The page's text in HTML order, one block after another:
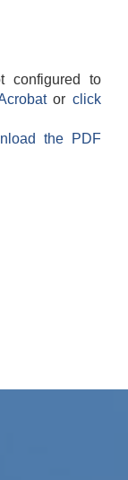
configured to
orclick
the PDF